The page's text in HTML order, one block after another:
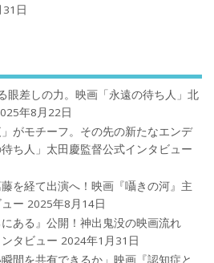
日
眼差しの力。映画「永遠の待ち人」北
年8月22日
がモチーフ。その先の新たなエンデ
ち人」太田慶監督公式インタビュー
を経て出演へ！映画『囁きの河』主
ー 2025年8月14日
ある』公開！神出鬼没の映画流れ
タビュー 2024年1月31日
間を共有できるか」映画『認知症と